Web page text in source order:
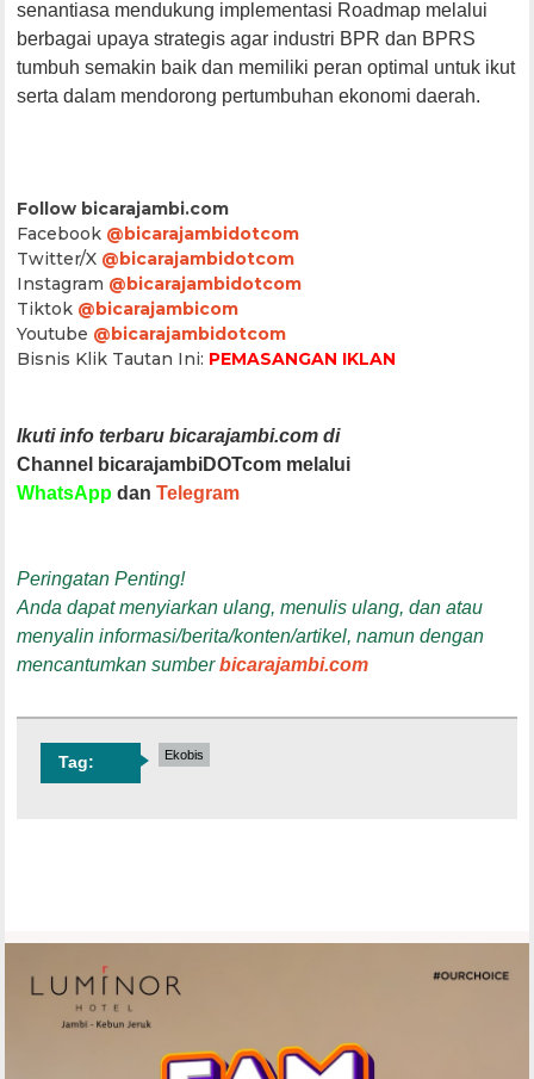
senantiasa mendukung implementasi Roadmap melalui
berbagai upaya strategis agar industri BPR dan BPRS
tumbuh semakin baik dan memiliki peran optimal untuk ikut
serta dalam mendorong pertumbuhan ekonomi daerah.
Follow bicarajambi.com
Facebook @bicarajambidotcom
Twitter/X @bicarajambidotcom
Instagram @bicarajambidotcom
Tiktok @bicarajambicom
Youtube @bicarajambidotcom
Bisnis Klik Tautan Ini: PEMASANGAN IKLAN
Ikuti info terbaru bicarajambi.com di
Channel bicarajambiDOTcom melalui
WhatsApp danTelegram
Peringatan Penting!
Anda dapat menyiarkan ulang, menulis ulang, dan atau
menyalin informasi/berita/konten/artikel, namun dengan
mencantumkan sumberbicarajambi.com
Tag: Ekobis